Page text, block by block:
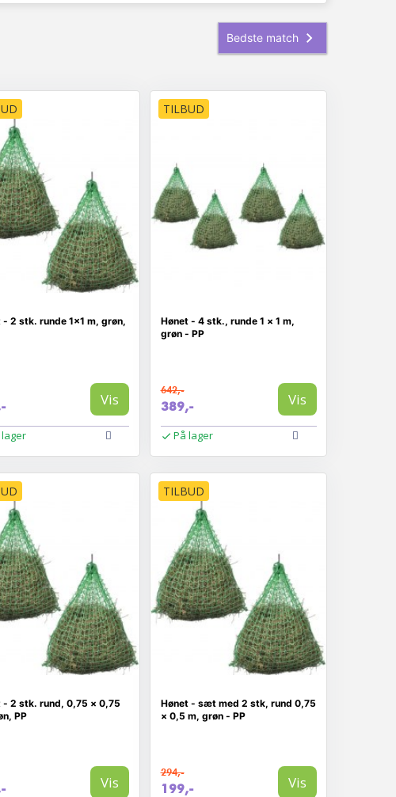
- 2 stk. runde 1×1 m, grøn,
Vis
TILBUD
Hønet - 4 stk., runde 1 × 1 m,
grøn - PP
642,-
389,- Vis
På lager
- 2 stk. rund, 0,75 × 0,75
PP
Vis
TILBUD
Hønet - sæt med 2 stk, rund 0,75
× 0,5 m, grøn - PP
294,-
199,- Vis